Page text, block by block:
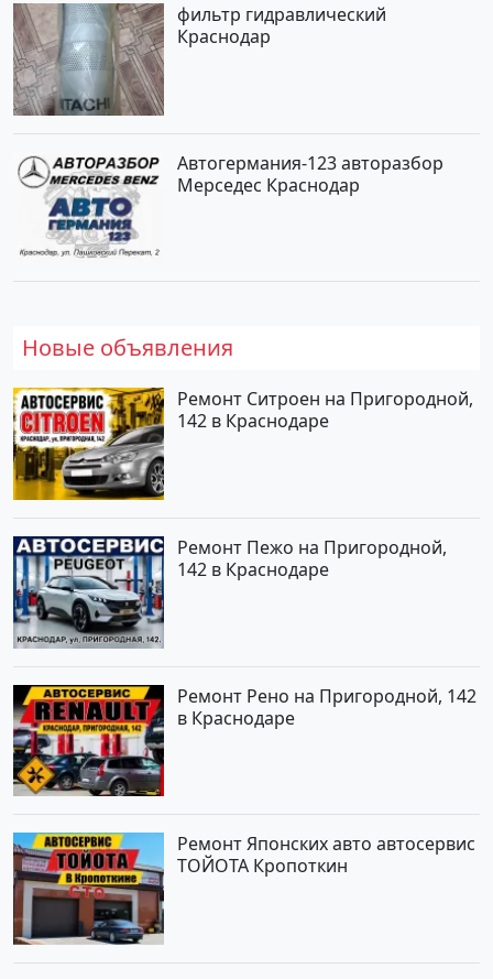
фильтр гидравлический
Краснодар
Автогермания-123 авторазбор
Мерседес Краснодар
Новые объявления
Ремонт Ситроен на Пригородной,
142 в Краснодаре
Ремонт Пежо на Пригородной,
142 в Краснодаре
Ремонт Рено на Пригородной, 142
в Краснодаре
Ремонт Японских авто автосервис
ТОЙОТА Кропоткин